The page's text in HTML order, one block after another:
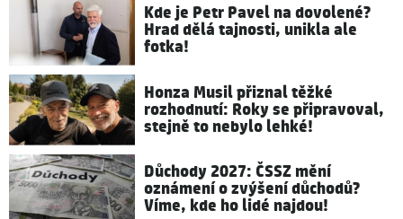
Kde je Petr Pavel na dovolené?
Hrad dělá tajnosti, unikla ale
fotka!
Honza Musil přiznal těžké
rozhodnutí: Roky se připravoval,
stejně to nebylo lehké!
Důchody 2027: ČSSZ mění
oznámení o zvýšení důchodů?
Víme, kde ho lidé najdou!